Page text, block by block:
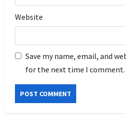
Website
Save my name, email, and
for the next time I comment.